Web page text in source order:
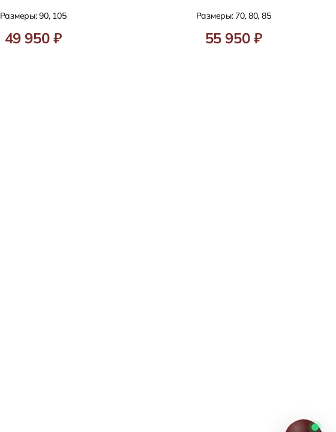
Размеры: 90, 105
49 950 ₽
Размеры: 70, 80, 85
55 950 ₽